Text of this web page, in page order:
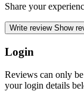
Share your
Write review Show
Login
Reviews can only
your login details